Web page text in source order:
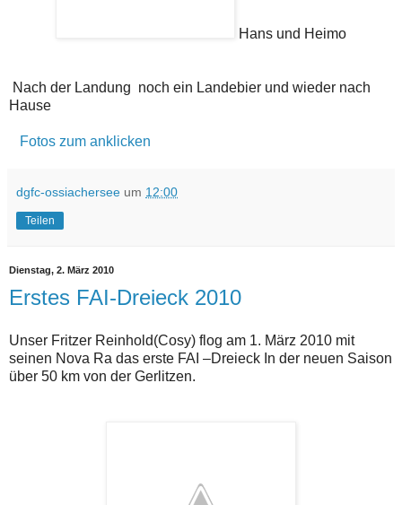
Hans und Heimo
Nach der Landung noch ein Landebier und wieder nach
Hause
Fotos zum anklicken
dgfc-ossiachersee um 12:00
Teilen
Dienstag, 2. März 2010
Erstes FAI-Dreieck 2010
Unser Fritzer Reinhold(Cosy) flog am 1. März 2010 mit
seinen Nova Ra das erste FAI –Dreieck In der neuen Saison
über 50 km von der Gerlitzen.